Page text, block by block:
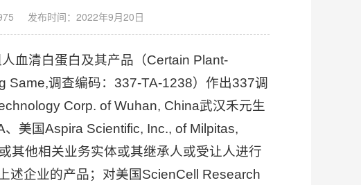
发布时间：2022年9月20日
血清白蛋白及其产品（Certain Plant-
Same,调查编码：337-TA-1238）作出337调
Corp. of Wuhan, China武汉禾元生
美国Aspira Scientific, Inc., of Milpitas,
其他相关业务实体或其继承人或受让人进行
述企业的产品；对美国ScienCell Research